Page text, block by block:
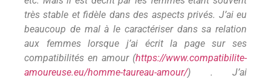
très stable et fidèle dans des aspects privés. J’ai eu
beaucoup de mal à le caractériser dans sa relation
aux femmes lorsque j’ai écrit la page sur ses
compatibilités en amour (https://www.compatibilite-
amoureuse.eu/homme-taureau-amour/) . J’ai